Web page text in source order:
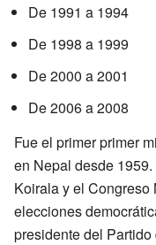
De 1991 a 1994
De 1998 a 1999
De 2000 a 2001
De 2006 a 2008
Fue el primer primer
en Nepal desde
Koirala y el
elecciones
presidente del